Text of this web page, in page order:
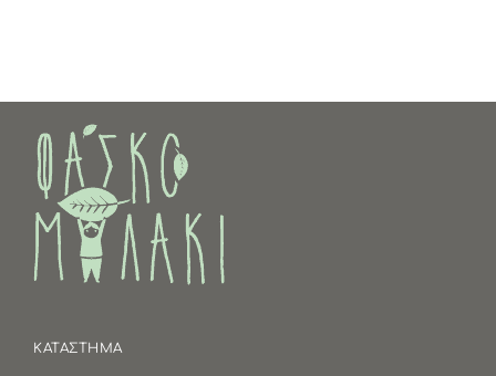
ΚΑΤΑΣΤΗΜΑ